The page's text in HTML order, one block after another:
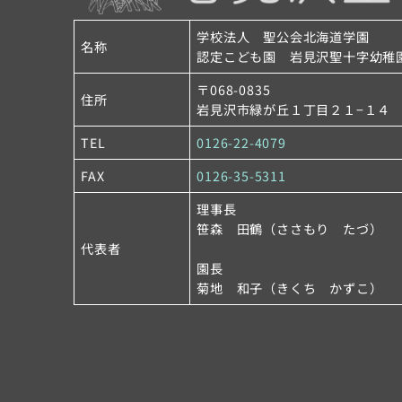
名称
学校法人 聖公会北海道学園
認定こども園 岩見沢聖十字幼稚
住所
〒068-0835
岩見沢市緑が丘１丁目２１−１４
TEL
0126-22-4079
FAX
0126-35-5311
代表者
理事長
笹森 田鶴（ささもり たづ）
園長
菊地 和子（きくち かずこ）